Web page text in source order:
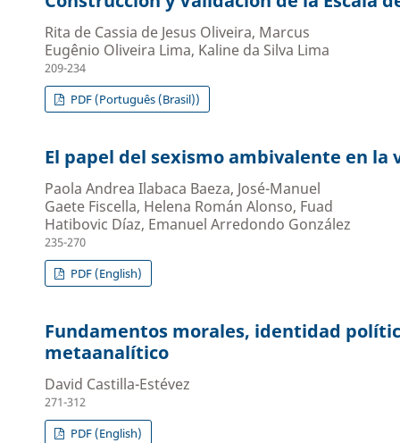
Rita de Cassia de Jesus Oliveira, Marcus
Eugênio Oliveira Lima, Kaline da Silva Lima
209-234
PDF (Português (Brasil))
El papel del sexismo ambivalente en
Paola Andrea Ilabaca Baeza, José-Manuel
Gaete Fiscella, Helena Román Alonso, Fuad
Hatibovic Díaz, Emanuel Arredondo González
235-270
PDF (English)
Fundamentos morales, identidad
metaanalítico
David Castilla-Estévez
271-312
PDF (English)